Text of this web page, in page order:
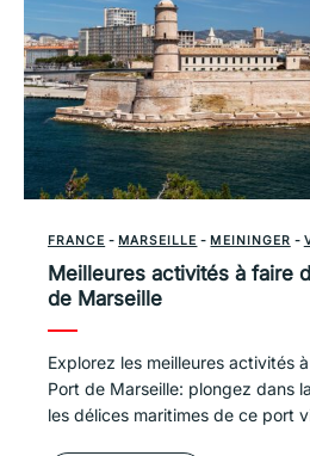
FRANCE - MARSEILLE - MEININGER -
Meilleures activités à faire
de Marseille
Explorez les meilleures activités
Port de Marseille: plongez dans
les délices maritimes de ce port